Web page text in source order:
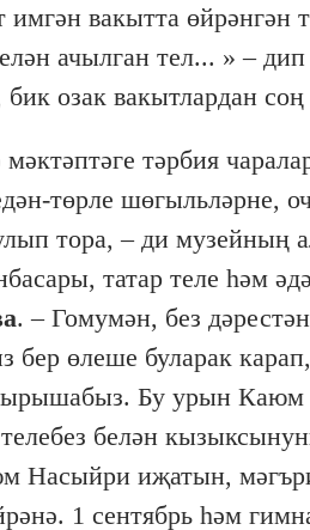
имгән вакытта
ачылган тел... » –
озак вакытлардан
тәрбия
төрле шөгыльләрне,
тора, – ди музейның
татар теле һәм
. – Гомумән, без
бер өлеше буларак
Бу урын Каюм
белән
Насыйри иҗатын,
1 сентябрь һәм